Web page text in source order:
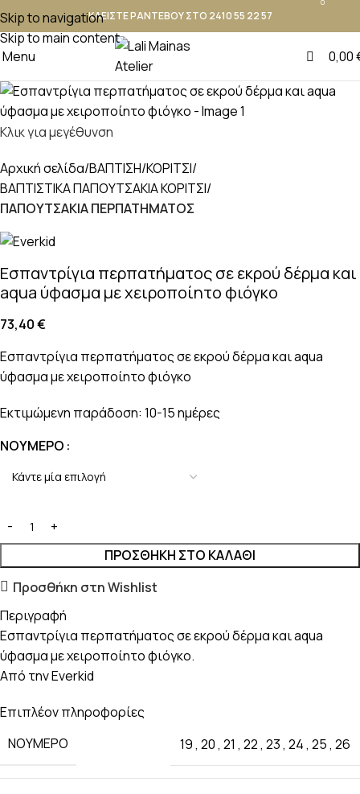
Skip to navigation
Skip to main content
ΚΛΕΙΣΤΕ ΡΑΝΤΕΒΟΥ ΣΤΟ 2410 55 22 57
Menu 0,00
Κλικ για μεγέθυνση
Αρχική σελίδα ΒΑΠΤΙΣΗ ΚΟΡΙΤΣΙ
ΒΑΠΤΙΣΤΙΚΑ ΠΑΠΟΥΤΣΑΚΙΑ ΚΟΡΙΤΣΙ
ΠΑΠΟΥΤΣΑΚΙΑ ΠΕΡΠΑΤΗΜΑΤΟΣ
Εσπαντρίγια περπατήματος σε εκρού δέρμα και
aqua ύφασμα με χειροποίητο φιόγκο
73,40€
Εσπαντρίγια περπατήματος σε εκρού δέρμα και aqua
ύφασμα με χειροποίητο φιόγκο
Εκτιμώμενη παράδοση: 10-15 ημέρες
ΝΟΎΜΕΡΟ
ΠΡΟΣΘΉΚΗ ΣΤΟ ΚΑΛΆΘΙ
Προσθήκη στη Wishlist
Περιγραφή
Εσπαντρίγια περπατήματος σε εκρού δέρμα και aqua
ύφασμα με χειροποίητο φιόγκο.
Από την Everkid
Επιπλέον πληροφορίες
ΝΟΎΜΕΡΟ
19, 20, 21 , 22, 23, 24, 25, 26